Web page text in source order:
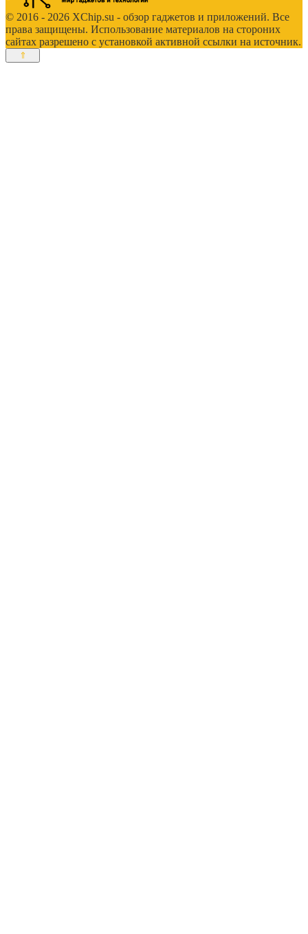
© 2016 - 2026 XChip.su - обзор гаджетов и приложений. Все
права защищены. Использование материалов на стороних
сайтах разрешено с установкой активной ссылки на источник.